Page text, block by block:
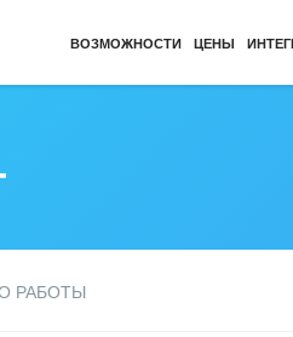
ВОЗМОЖНОСТИ ЦЕНЫ
РАБОТЫ